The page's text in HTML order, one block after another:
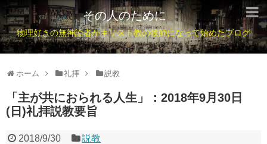
その人のために
物理好きの無神論者がキリスト教の牧師になって始めたブログ
ホーム 礼拝 説教
「主が共におられる人生」：2018年9月30日
(日)礼拝説教要旨
2018/9/30 説教